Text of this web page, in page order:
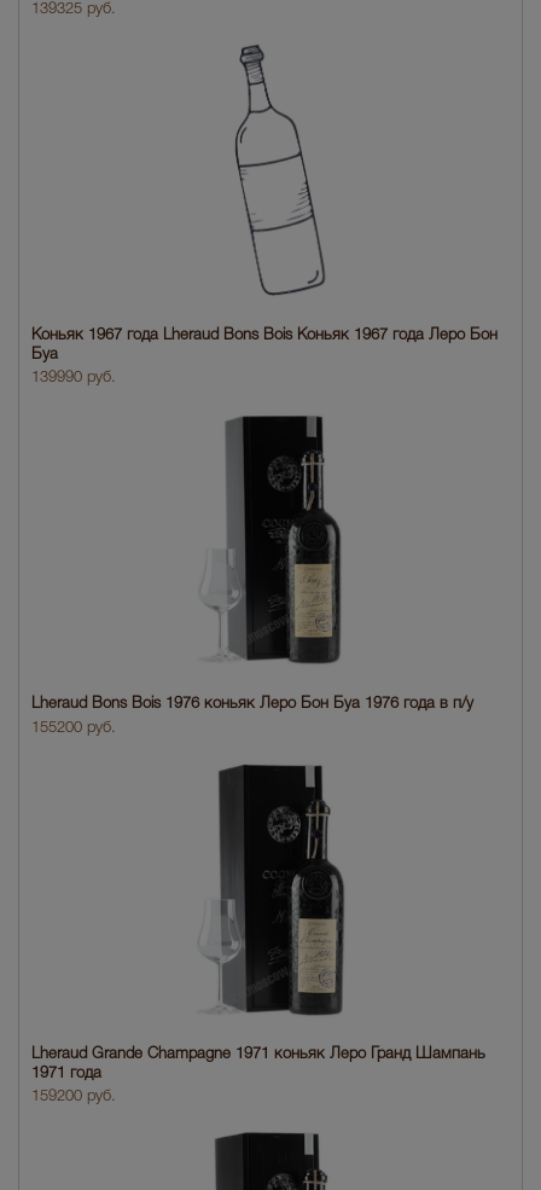
139325 руб.
Коньяк 1967 года Lheraud Bons Bois Коньяк 1967 года Леро Бон
Буа
139990 руб.
Lheraud Bons Bois 1976 коньяк Леро Бон Буа 1976 года в п/у
155200 руб.
Lheraud Grande Champagne 1971 коньяк Леро Гранд Шампань
1971 года
159200 руб.